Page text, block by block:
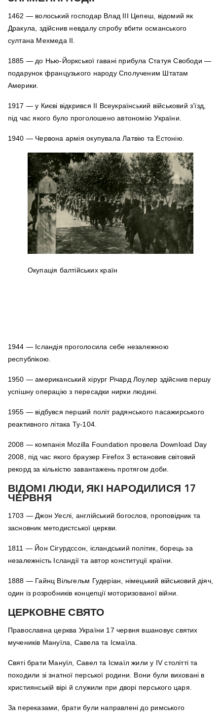
1462 — волоський господар Влад III Цепеш, відомий як
Дракула, здійснив невдалу спробу вбити османського
султана Мехмеда II.
1885 — до Нью-Йоркської гавані прибула Статуя Свободи —
подарунок французького народу Сполученим Штатам
Америки.
1917 — у Києві відкрився II Всеукраїнський військовий з’їзд,
під час якого було проголошено автономію України.
1940 — Червона армія окупувала Латвію та Естонію.
Окупація балтійських країн
1944 — Ісландія проголосила себе незалежною
республікою.
1950 — американський хірург Річард Лоулер здійснив першу
успішну операцію з пересадки нирки людині.
1955 — відбувся перший політ радянського пасажирського
реактивного літака Ту-104.
2008 — компанія Mozilla Foundation провела Download Day
2008, під час якого браузер Firefox 3 встановив світовий
рекорд за кількістю завантажень протягом доби.
ВІДОМІ ЛЮДИ, ЯКІ НАРОДИЛИСЯ 17
ЧЕРВНЯ
1703 — Джон Уеслі, англійський богослов, проповідник та
засновник методистської церкви.
1811 — Йон Сігурдссон, ісландський політик, борець за
незалежність Ісландії та автор конституції країни.
1888 — Гайнц Вільгельм Гудеріан, німецький військовий діяч,
один із розробників концепції моторизованої війни.
ЦЕРКОВНЕ СВЯТО
Православна церква України 17 червня вшановує святих
мучеників Мануїла, Савела та Ісмаїла.
Святі брати Мануїл, Савел та Ісмаїл жили у IV столітті та
походили зі знатної перської родини. Вони були виховані в
християнській вірі й служили при дворі перського царя.
За переказами, брати були направлені до римського